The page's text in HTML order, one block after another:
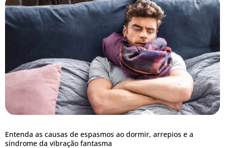
Entenda as causas de espasmos ao dormir, arrepios e a
síndrome da vibração fantasma